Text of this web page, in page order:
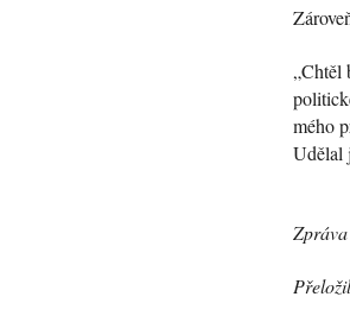
„Chtěl
mého
Udělal